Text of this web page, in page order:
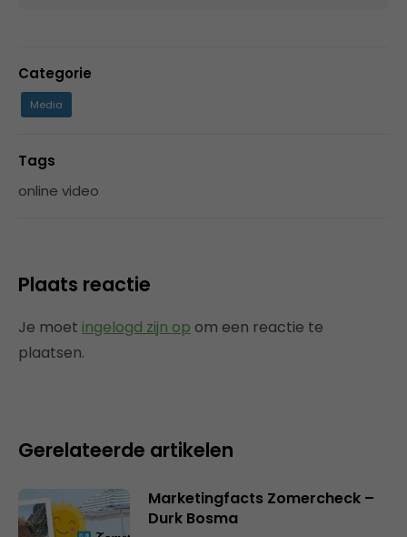
Categorie
Media
Tags
online video
Plaats reactie
Je moet ingelogd zijn op om een reactie te
plaatsen.
Gerelateerde artikelen
Marketingfacts Zomercheck –
Durk Bosma